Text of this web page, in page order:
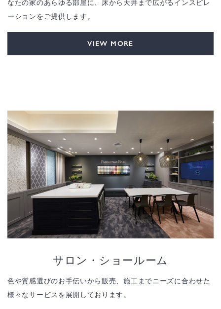
なたの家のあらゆる部屋に、床から天井まで広がるインスピレ
ーションをご提供します。
VIEW MORE
サロン・ショールーム
色や質感選びのお手伝いから販売、施工までニーズに合わせた
様々なサービスを展開しております。